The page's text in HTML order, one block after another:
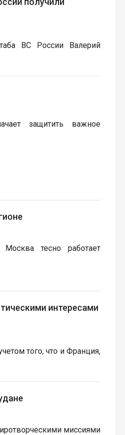
ВС России Валерий
защитить важное
тесно работает
интересами
того, что и Франция,
миссиями